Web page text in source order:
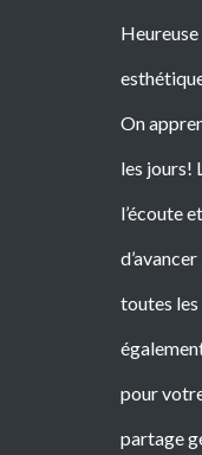
On
les jours!
l’écoute
toutes les
pour
partage
Consultez